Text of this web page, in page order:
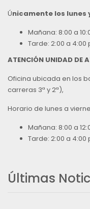
Únicamente los lunes
Mañana: 8:00 a
Tarde: 2:00 a 4:00
ATENCIÓN UNIDAD DE
Oficina ubicada en los
carreras 3ª y 2ª),
Horario de lunes a
Mañana: 8:00 a
Tarde: 2:00 a 4:00
Últimas